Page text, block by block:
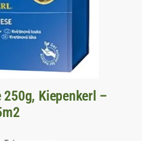
250g, Kiepenkerl –